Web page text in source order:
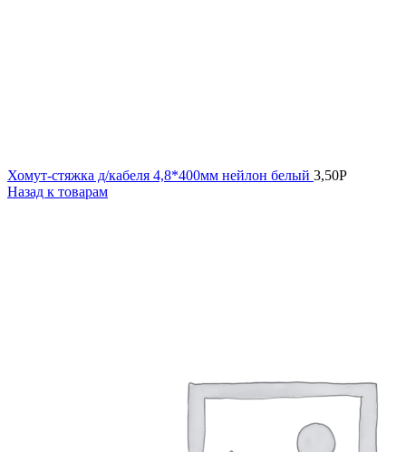
Хомут-стяжка д/кабеля 4,8*400мм нейлон белый 3,50Р
Назад к товарам